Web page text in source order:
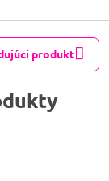
produkt